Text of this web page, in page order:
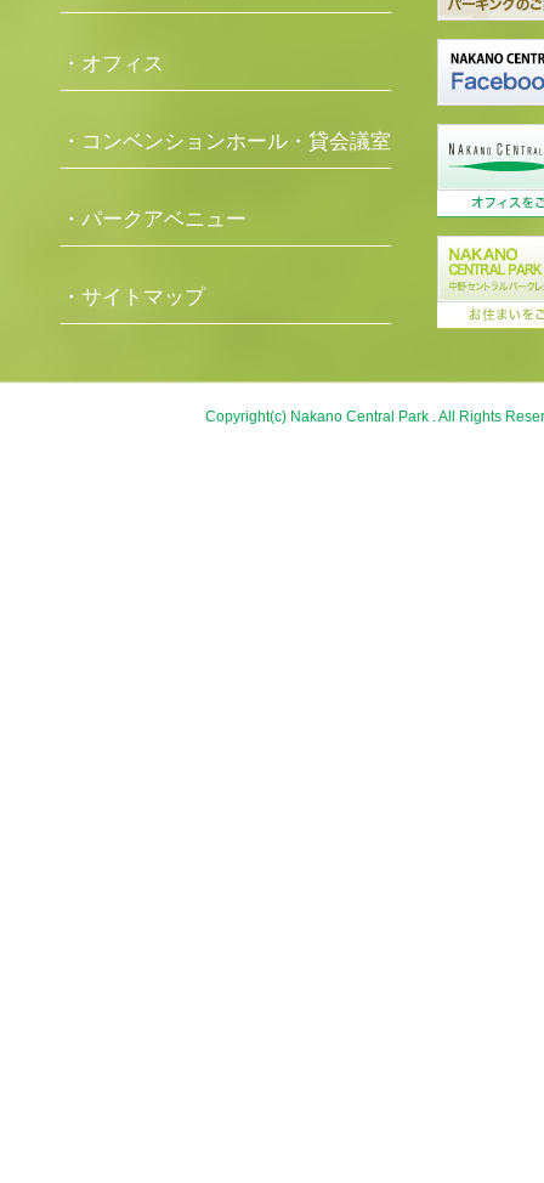
・オフィス
・コンベンションホール・貸会議室
・パークアベニュー
・サイトマップ
Copyright(c) Nakano Central Park . All Rights